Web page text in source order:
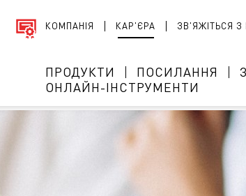
КОМПАНІЯ КАР'ЄРА ЗВ'ЯЖІТЬСЯ З
ПРОДУКТИ ПОСИЛАННЯ
ОНЛАЙН-ІНСТРУМЕНТИ